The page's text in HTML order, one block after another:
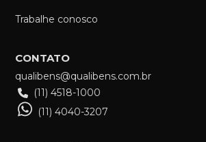
Trabalhe conosco
CONTATO
qualibens@qualibens.com.br
(11) 4518-1000
(11) 4040-3207